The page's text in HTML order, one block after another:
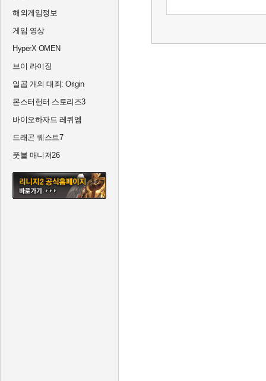
해외게임정보
게임 영상
HyperX OMEN
브이 라이징
일곱 개의 대죄: Origin
몬스터헌터 스토리즈3
바이오하자드 레퀴엠
드래곤 퀘스트7
풋볼 매니저26